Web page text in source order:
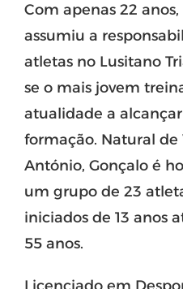
Com apenas 22
assumiu a
atletas no Lusitano
se o mais jovem
atualidade a
formação. Natural de
António, Gonçalo é
um grupo de 23
iniciados de 13 anos
55 anos.